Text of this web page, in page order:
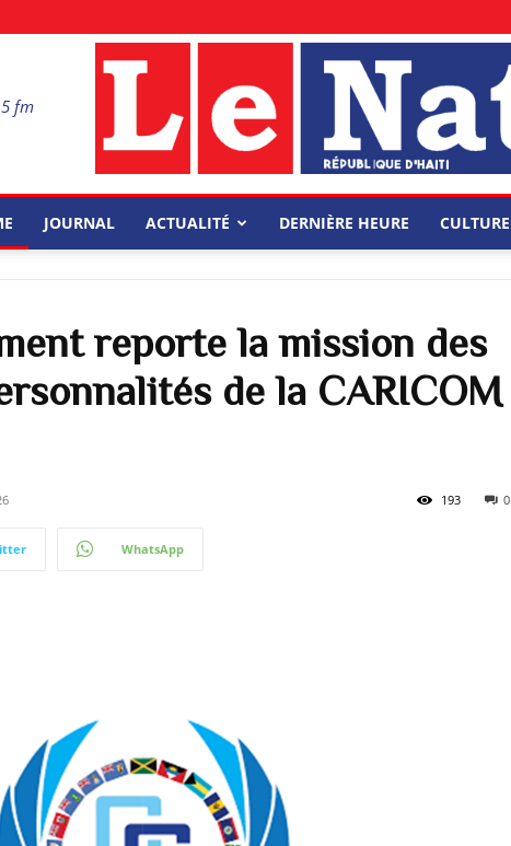
fm
JOURNAL ACTUALITÉ DERNIÈRE HEURE CULTURE
reporte la mission des
de la CARICOM
0
193
WhatsApp